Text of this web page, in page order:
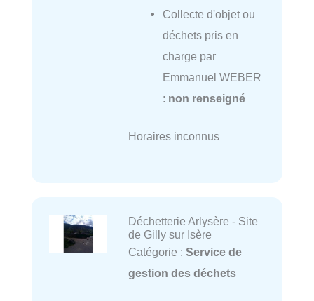
Collecte d'objet ou
déchets pris en
charge par
Emmanuel WEBER
: non renseigné
Horaires inconnus
Déchetterie Arlysère - Site
de Gilly sur Isère
Catégorie : Service de
gestion des déchets